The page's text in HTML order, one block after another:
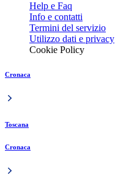
Help e Faq
Info e contatti
Termini del servizio
Utilizzo dati e privacy
Cookie Policy
Cronaca
Toscana
Cronaca